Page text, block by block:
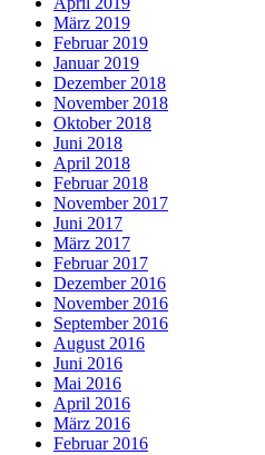
März 2019
Februar 2019
Januar 2019
Dezember 2018
November 2018
Oktober 2018
Juni 2018
April 2018
Februar 2018
November 2017
Juni 2017
März 2017
Februar 2017
Dezember 2016
November 2016
September 2016
August 2016
Juni 2016
Mai 2016
April 2016
März 2016
Februar 2016